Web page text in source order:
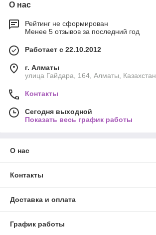
О нас
Рейтинг не сформирован
Менее 5 отзывов за последний год
Работает с 22.10.2012
г. Алматы
улица Гайдара, 164, Алматы, Казахстан
Контакты
Сегодня выходной
Показать весь график работы
О нас
Контакты
Доставка и оплата
График работы